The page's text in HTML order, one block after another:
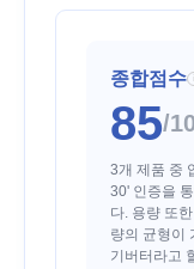
종합점수
85/
3개 제품 중
30' 인증을
다. 용량 또
량의 균형이
기버터라고